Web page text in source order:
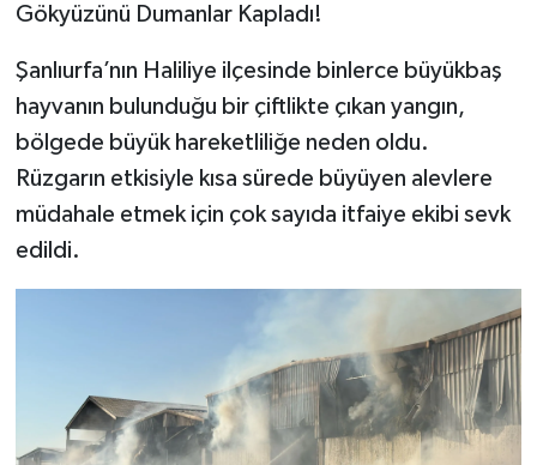
Gökyüzünü Dumanlar Kapladı!
​Şanlıurfa’nın Haliliye ilçesinde binlerce büyükbaş
hayvanın bulunduğu bir çiftlikte çıkan yangın,
bölgede büyük hareketliliğe neden oldu.
Rüzgarın etkisiyle kısa sürede büyüyen alevlere
müdahale etmek için çok sayıda itfaiye ekibi sevk
edildi.